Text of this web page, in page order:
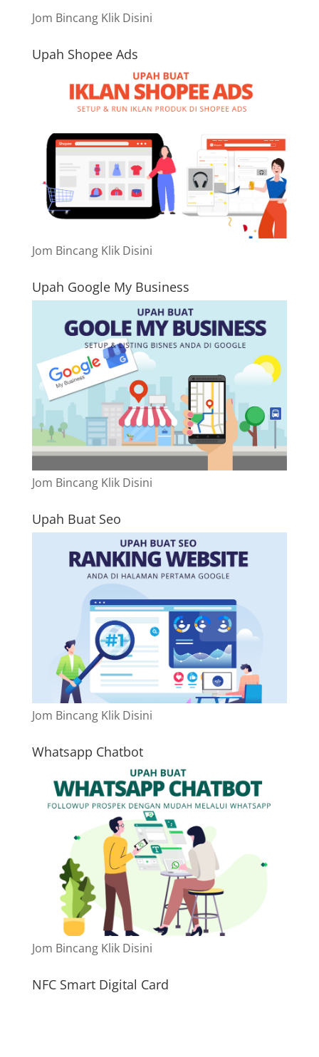
Jom Bincang Klik Disini
Upah Shopee Ads
Jom Bincang Klik Disini
Upah Google My Business
Jom Bincang Klik Disini
Upah Buat Seo
Jom Bincang Klik Disini
Whatsapp Chatbot
Jom Bincang Klik Disini
NFC Smart Digital Card